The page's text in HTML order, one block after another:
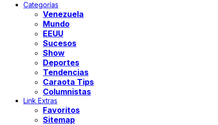
Categorías
Venezuela
Mundo
EEUU
Sucesos
Show
Deportes
Tendencias
Caraota Tips
Columnistas
Link Extras
Favoritos
Sitemap